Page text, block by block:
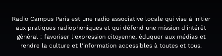
Radio Campus Paris est une radio associative locale qui vise à initier
aux pratiques radiophoniques et qui défend une mission d'intérêt
général : favoriser l'expression citoyenne, éduquer aux médias et
rendre la culture et l'information accessibles à toutes et tous.